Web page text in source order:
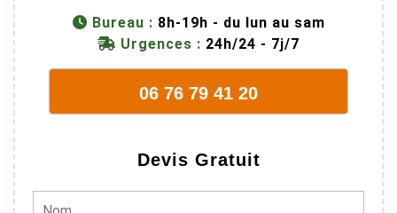
en plus ils
Bref, nous
Bureau : 8h-19h - du lun au sam
Urgences : 24h/24 - 7j/7
06 76 79 41 20
Devis Gratuit